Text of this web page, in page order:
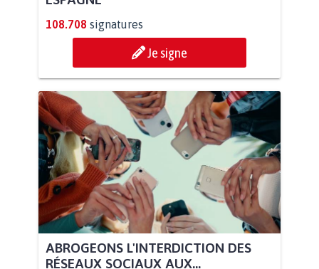
108.708 signatures
Je signe
ABROGEONS L'INTERDICTION DES
RÉSEAUX SOCIAUX AUX...